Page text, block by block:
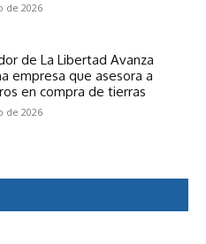
de 2026
de La Libertad Avanza
empresa que asesora a
en compra de tierras
de 2026